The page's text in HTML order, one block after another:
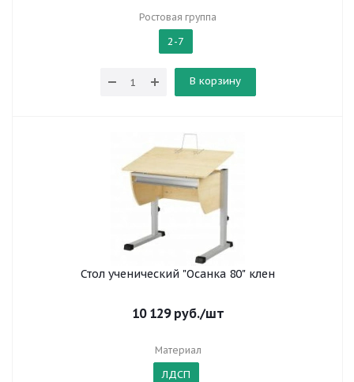
Ростовая группа
2-7
В корзину
Стол ученический "Осанка 80" клен
10 129руб./шт
Материал
ЛДСП